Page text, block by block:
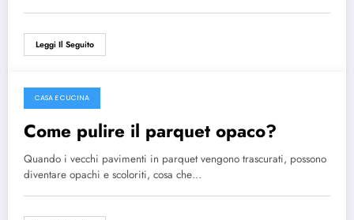
Leggi Il Seguito
Ottobre 1, 2022
CASA E CUCINA
Come pulire il parquet opaco?
Quando i vecchi pavimenti in parquet vengono trascurati, possono
diventare opachi e scoloriti, cosa che…